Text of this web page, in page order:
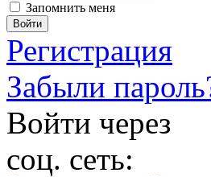
Запомнить меня
Войти
Регистрация
Забыли
Войти через
соц. сеть: